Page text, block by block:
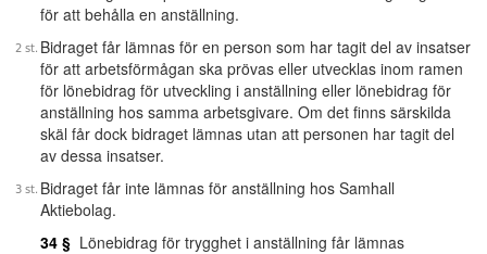
för att behålla en anställning.
Bidraget får lämnas för en person som har tagit del av insatser
för att arbetsförmågan ska prövas eller utvecklas inom ramen
för lönebidrag för utveckling i anställning eller lönebidrag för
anställning hos samma arbetsgivare. Om det finns särskilda
skäl får dock bidraget lämnas utan att personen har tagit del
av dessa insatser.
Bidraget får inte lämnas för anställning hos Samhall
Aktiebolag.
34 § Lönebidrag för trygghet i anställning får lämnas